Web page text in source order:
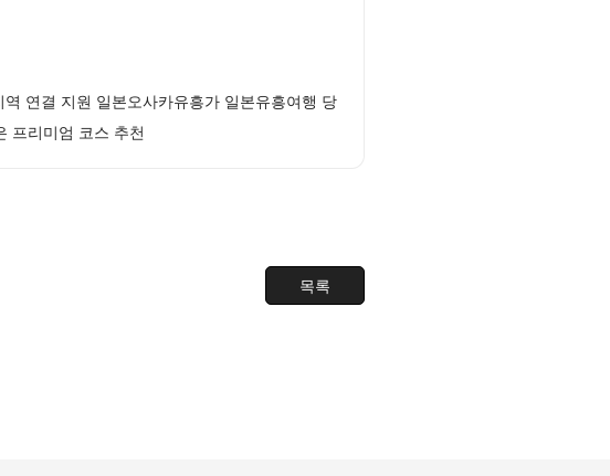
연결 지원 일본오사카유흥가 일본유흥여행 당
프리미엄 코스 추천
목록